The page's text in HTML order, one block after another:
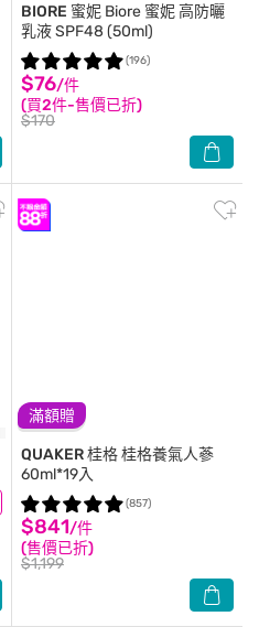
BIORE 蜜妮 Biore 蜜妮 高防曬
乳液 SPF48 (50ml)
$76/件
(買2件-售價已折)
$170
(196)
滿額贈
QUAKER 桂格桂格養氣人蔘
60ml*19入
$841/件
(售價已折)
$1,199
(857)